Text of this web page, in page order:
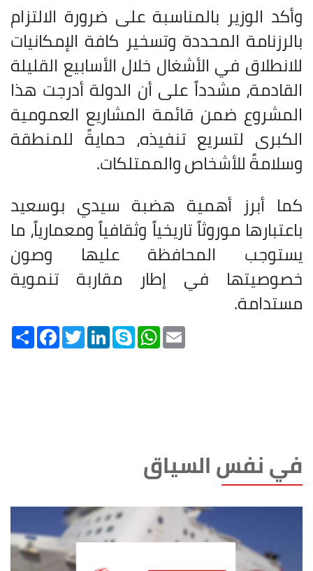
وأكد الوزير بالمناسبة على ضرورة الالتزام
بالرزنامة المحددة وتسخير كافة الإمكانيات
للانطلاق في الأشغال خلال الأسابيع القليلة
القادمة، مشدداً على أن الدولة أدرجت هذا
المشروع ضمن قائمة المشاريع العمومية
الكبرى لتسريع تنفيذه، حمايةً للمنطقة
وسلامةً للأشخاص والممتلكات.
كما أبرز أهمية هضبة سيدي بوسعيد
باعتبارها موروثاً تاريخياً وثقافياً ومعمارياً، ما
يستوجب المحافظة عليها وصون
خصوصيتها في إطار مقاربة تنموية
مستدامة.
Share FacebookTwitterLinkedInSkype WhatsApp
في نفس السياق